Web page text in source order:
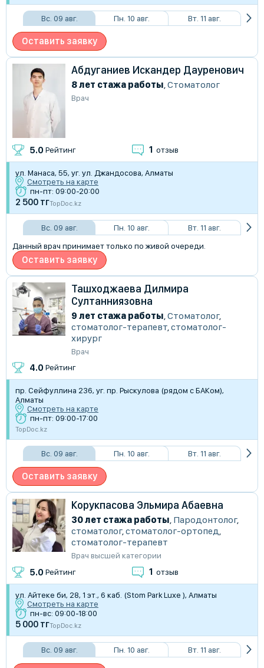
Вс. 09 авг. Пн. 10 авг. Вт. 11 авг.
Оставить заявку
Абдуганиев Искандер Дауренович
8 лет стажа работы,Стоматолог
Врач
5.0 Рейтинг 1 отзыв
ул. Манаса, 55, уг. ул. Джандосова, Алматы
Смотреть на карте
пн-пт: 09:00-20:00
2 500 тгTopDoc.kz
Вс. 09 авг. Пн. 10 авг.
Вт. 11 авг.
Данный врач принимает только по живой очереди.
Оставить заявку
Ташходжаева Дилмира
Султанниязовна
9 лет стажа работы,Стоматолог,
стоматолог-терапевт,стоматолог-
хирург
Врач
4.0 Рейтинг
пр. Сейфуллина 236, уг. пр. Рыскулова (рядом с БАКом),
Алматы
Смотреть на карте
пн-пт: 09:00-17:00
TopDoc.kz
Вс. 09 авг. Пн. 10 авг. Вт. 11 авг.
Оставить заявку
Корукпасова Эльмира Абаевна
30 лет стажа работы, Пародонтолог,
стоматолог,стоматолог-ортопед,
стоматолог-терапевт
Врач высшей категории
5.0 Рейтинг 1 отзыв
ул. Айтеке би, 28​, 1 эт., 6 каб. (Stom Park Luxe ), Алматы
Смотреть на карте
пн-вс: 09:00-18:00
5 000 тгTopDoc.kz
Вс. 09 авг. Пн. 10 авг. Вт. 11 авг.